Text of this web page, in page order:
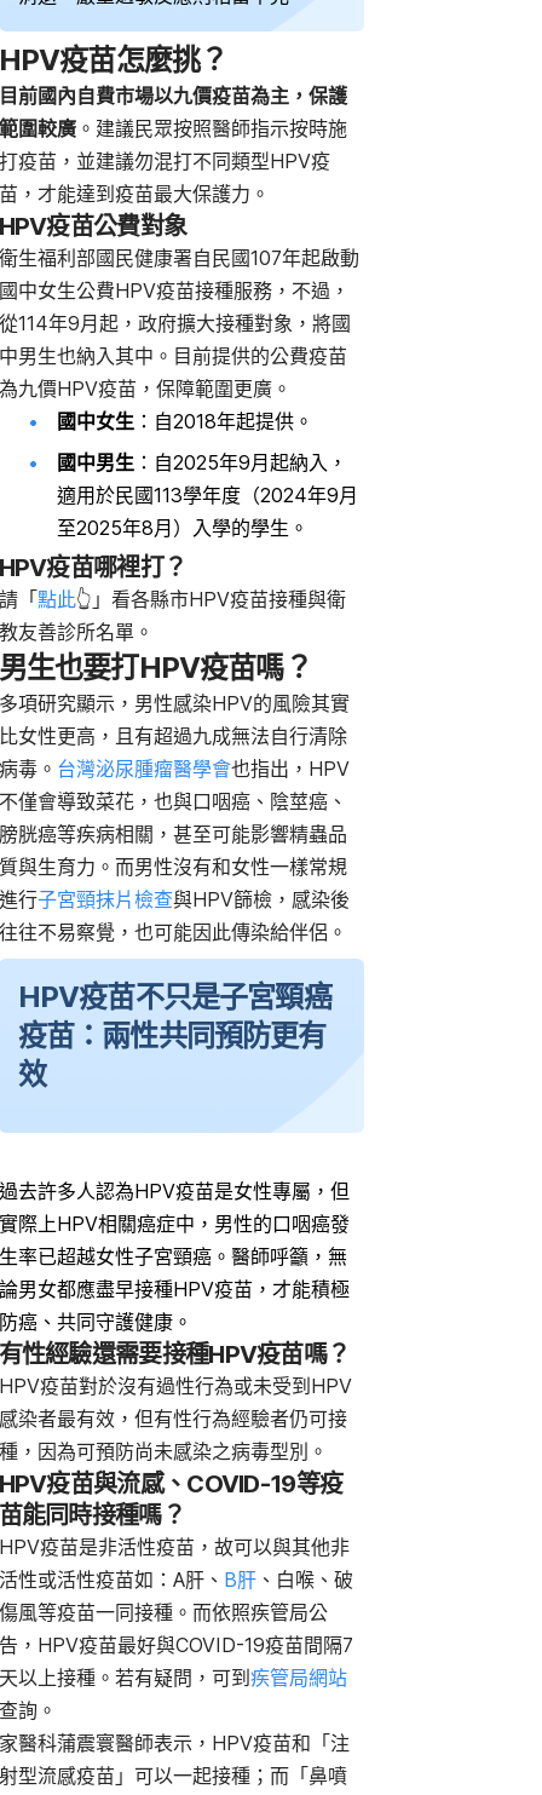
疫苗怎麼挑？
前國內自費市場以九價疫苗為主，保護
圍較廣。 建議民眾按照醫師指示按時施
疫苗，並建議勿混打不同類型HPV疫
，才能達到疫苗最大保護力。
疫苗公費對象
生福利部國民健康署自民國107年起啟動
中女生公費HPV疫苗接種服務，不過，
114年9月起，政府擴大接種對象，將國
男生也納入其中。目前提供的公費疫苗
九價HPV疫苗，保障範圍更廣。
國中女生：自2018年起提供。
國中男生 ：自2025年9月起納入，
適用於民國113學年度（2024年9月
至2025年8月）入學的學生。
疫苗哪裡打？
「 點此👆」看各縣市HPV疫苗接種與衛
友善診所名單。
生也要打HPV疫苗嗎？
項研究顯示，男性感染HPV的風險其實
女性更高，且有超過九成無法自行清除
毒。 台灣泌尿腫瘤醫學會也指出，HPV
僅會導致菜花，也與口咽癌、陰莖癌、
胱癌等疾病相關，甚至可能影響精蟲品
與生育力。而男性沒有和女性一樣常規
行子宮頸抹片檢查與HPV篩檢，感染後
往不易察覺，也可能因此傳染給伴侶。
HPV疫苗不只是子宮頸癌
疫苗：兩性共同預防更有
效
去許多人認為HPV疫苗是女性專屬，但
際上HPV相關癌症中，男性的口咽癌發
率已超越女性子宮頸癌。醫師呼籲，無
男女都應盡早接種HPV疫苗，才能積極
癌、共同守護健康。
性經驗還需要接種HPV疫苗嗎？
疫苗對於沒有過性行為或未受到HPV
染者最有效，但有性行為經驗者仍可接
，因為可預防尚未感染之病毒型別。
疫苗與流感、COVID-19等疫
能同時接種嗎？
疫苗是非活性疫苗，故可以與其他非
性或活性疫苗如：A肝、 B肝、白喉、破
風等疫苗一同接種。而依照疾管局公
，HPV疫苗最好與COVID-19疫苗間隔7
以上接種。若有疑問，可到疾管局網站
詢。
醫科蒲震寰醫師表示，HPV疫苗和「注
型流感疫苗」可以一起接種；而「鼻噴